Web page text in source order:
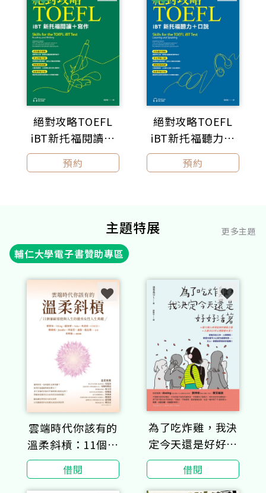
絕對攻略TOEFL
iBT新托福閱讀＋
寫作（附QR Code
線上音檔）
預約
絕對攻略TOEFL
iBT新托福聽力＋
口說（附QR Code
線上音檔）
預約
主題特展 更多主題
輔仁大學電子書贊助專區
雲端時代你該有的
溫柔斜槓：11個兼
顧家庭與人生的優
秀女性人生典範
借閱
為了吃炸雞，我決
定今天還是好好活
著
借閱